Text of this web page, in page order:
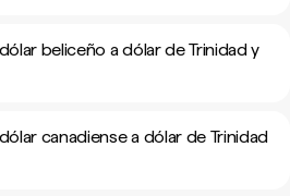
beliceño a dólar de Trinidad y
canadiense a dólar de Trinidad